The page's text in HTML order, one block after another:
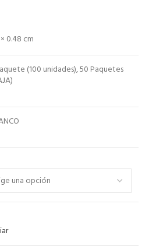
0.48 cm
(100 unidades), 50 Paquetes